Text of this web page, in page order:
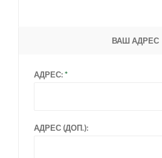
ВАШ АДРЕС
АДРЕС:
АДРЕС (ДОП.):